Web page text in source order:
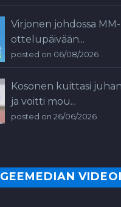
Virjonen johdossa
ottelupäivään...
posted on 06/08/2026
Kosonen kuittasi
ja voitti mou...
posted on 26/06/2026
GEEMEDIAN